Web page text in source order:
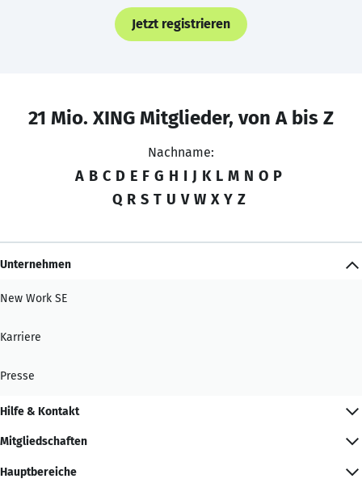
Jetzt registrieren
21 Mio. XING Mitglieder, von A bis Z
Nachname:
A B C D E F G H I J K L M N O P
Q R S T U V W X Y Z
Unternehmen
New Work SE
Karriere
Presse
Hilfe & Kontakt
Mitgliedschaften
Hauptbereiche